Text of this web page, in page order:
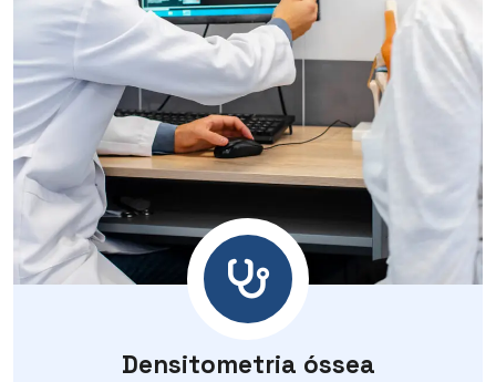
Densitometria óssea